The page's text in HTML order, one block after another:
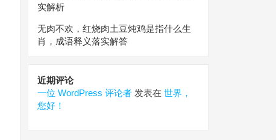
实解析
无肉不欢，红烧肉土豆炖鸡是指什么生
肖，成语释义落实解答
近期评论
一位 WordPress 评论者 发表在 世界，
您好！